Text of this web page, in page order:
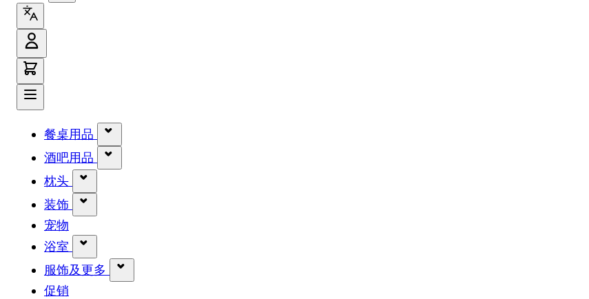
餐桌用品
显示 餐桌用品 分类的子菜单
酒吧用品
枕头
显示 枕头 分类的子菜单
装饰
宠物
浴室
显示 浴室 分类的子菜单
服饰及更多
促销